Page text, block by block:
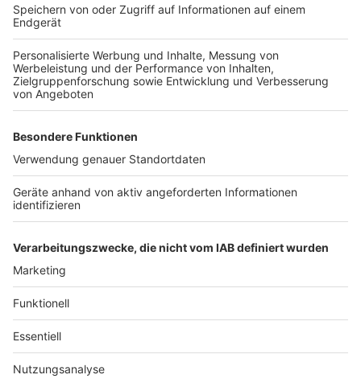
Anzeige
Weitere Themen von Rhein und Erft
Erftstadt: Brand in Hochhaus in Liblar
Hürth: Polizei sucht Hundebesitzer nach
schwerem Biss
Stressfreie Eltern-Kind-Beziehungen durch
Hypnose
Anzeige